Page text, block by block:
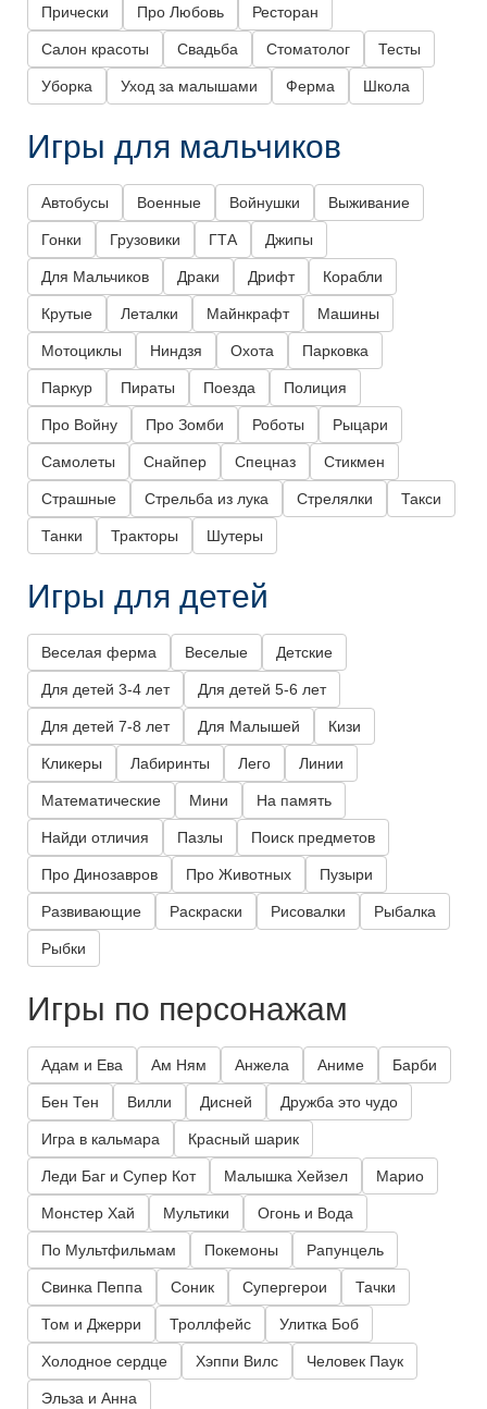
Прически Про Любовь Ресторан
Салон красоты Свадьба Стоматолог Тесты
Уборка Уход за малышами Ферма Школа
Игры для мальчиков
Автобусы Военные Войнушки Выживание
Гонки Грузовики ГТА Джипы
Для Мальчиков Драки Дрифт Корабли
Крутые Леталки Майнкрафт Машины
Мотоциклы Ниндзя Охота Парковка
Паркур Пираты Поезда Полиция
Про Войну Про Зомби Роботы Рыцари
Самолеты Снайпер Спецназ Стикмен
Страшные Стрельба из лука Стрелялки Такси
Танки Тракторы Шутеры
Игры для детей
Веселая ферма Веселые Детские
Для детей 3-4 лет Для детей 5-6 лет
Для детей 7-8 лет Для Малышей Кизи
Кликеры Лабиринты Лего Линии
Математические Мини На память
Найди отличия Пазлы Поиск предметов
Про Динозавров Про Животных Пузыри
Развивающие Раскраски Рисовалки Рыбалка
Рыбки
Игры по персонажам
Адам и Ева Ам Ням Анжела Аниме Барби
Бен Тен Вилли Дисней Дружба это чудо
Игра в кальмара Красный шарик
Леди Баг и Супер Кот Малышка Хейзел Марио
Монстер Хай Мультики Огонь и Вода
По Мультфильмам Покемоны Рапунцель
Свинка Пеппа Соник Супергерои Тачки
Том и Джерри Троллфейс Улитка Боб
Холодное сердце Хэппи Вилс Человек Паук
Эльза и Анна